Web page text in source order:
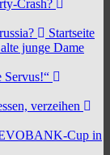
Crash?
Startseite
junge Dame
Servus!“
verzeihen
Cup in